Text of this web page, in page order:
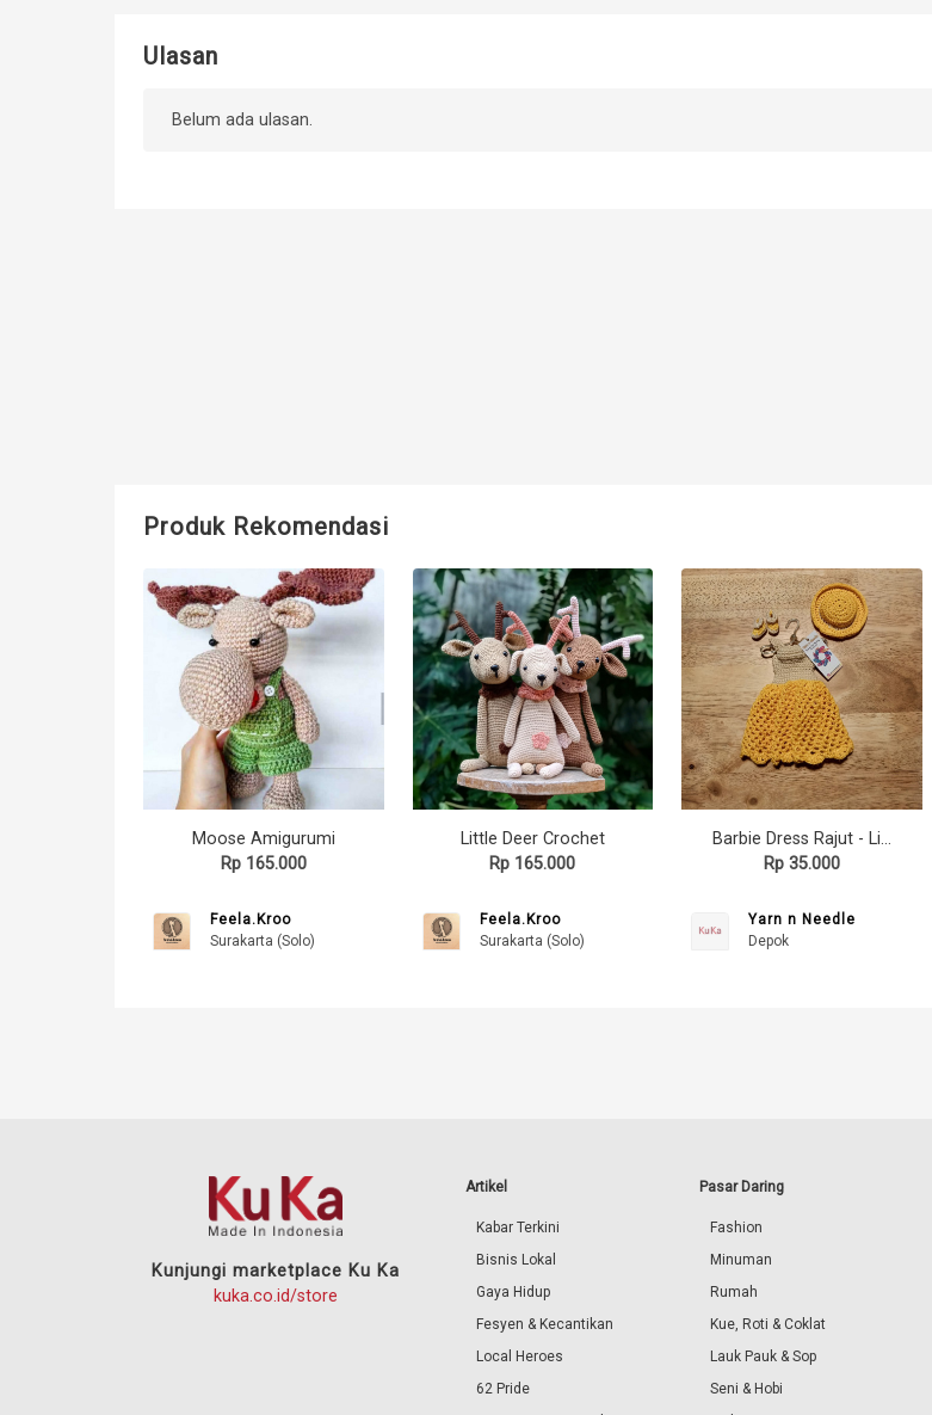
Ulasan
Belum ada ulasan.
Produk Rekomendasi
Moose Amigurumi
Rp 165.000
Feela.Kroo
Surakarta (Solo)
Little Deer Crochet
Rp 165.000
Feela.Kroo
Surakarta (Solo)
Barbie Dress Rajut - Light Yellow
Rp 35.000
Yarn n Needle
Depok
Kunjungi marketplace Ku Ka
kuka.co.id/store
Artikel
Kabar Terkini
Bisnis Lokal
Gaya Hidup
Fesyen & Kecantikan
Local Heroes
62 Pride
Pasar Daring
Fashion
Minuman
Rumah
Kue, Roti & Coklat
Lauk Pauk & Sop
Seni & Hobi